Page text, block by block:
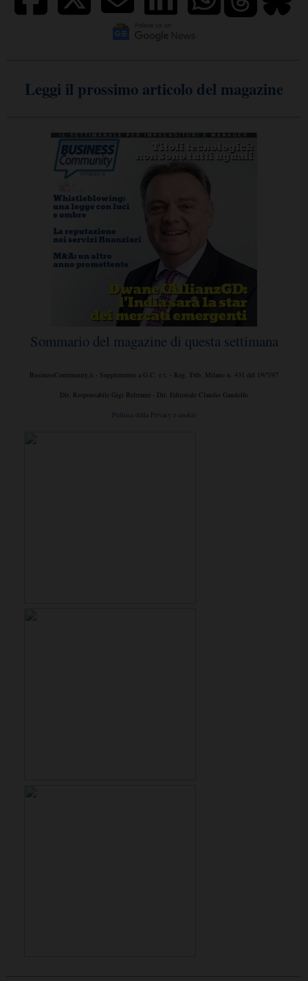
Leggi il prossimo articolo del magazine
Sommario del magazine di questa settimana
BusinessCommunity.it - Supplemento a G.C. e t. - Reg. Trib. Milano n. 431 del 19/7/97
Dir. Responsabile Gigi Beltrame - Dir. Editoriale Claudio Gandolfo
Politica della Privacy e cookie